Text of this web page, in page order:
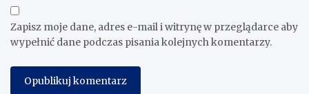
Zapisz moje dane, adres e-mail i witrynę w przeglądarce aby
wypełnić dane podczas pisania kolejnych komentarzy.